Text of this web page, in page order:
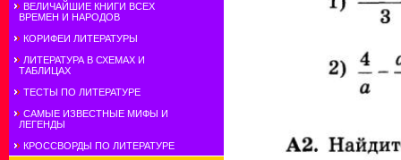
ВЕЛИЧАЙШИЕ КНИГИ ВСЕХ
ВРЕМЕН И НАРОДОВ
КОРИФЕИ ЛИТЕРАТУРЫ
ЛИТЕРАТУРА В СХЕМАХ И
ТАБЛИЦАХ
ТЕСТЫ ПО ЛИТЕРАТУРЕ
САМЫЕ ИЗВЕСТНЫЕ МИФЫ И
ЛЕГЕНДЫ
КРОССВОРДЫ ПО ЛИТЕРАТУРЕ